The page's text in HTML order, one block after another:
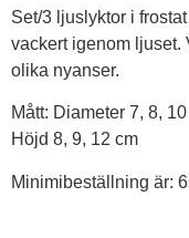
Set/3 ljuslyktor i
vackert igenom ljuset.
olika nyanser.
Mått: Diameter 7, 8,
Höjd 8, 9, 12 cm
Minimibeställning är: